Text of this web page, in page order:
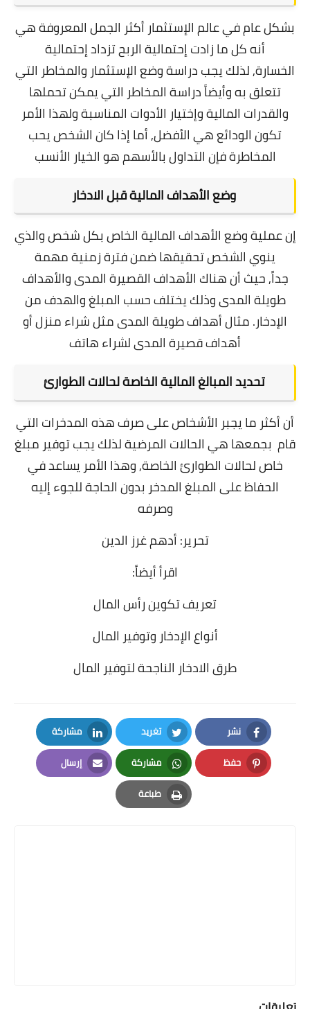
بشكل عام في عالم الإستثمار أكثر الجمل المعروفة هي
أنه كل ما زادت إحتمالية الربح تزداد إحتمالية
الخسارة,لذلك يجب دراسة وضع الإستثمار والمخاطر التي
تتعلق به وأيضاً دراسة المخاطر التي يمكن تحملها
والقدرات المالية وإختيار الأدوات المناسبة ولهذا الأمر
تكون الودائع هي الأفضل,أما إذا كان الشخص يحب
المخاطرة فإن التداول بالأسهم هو الخيار الأنسب
وضع الأهداف المالية قبل الادخار
إن عملية وضع الأهداف المالية الخاص بكل شخص والذي
ينوي الشخص تحقيقها ضمن فترة زمنية مهمة
جداً,حيث أن هناك الأهداف القصيرة المدى والأهداف
طويلة المدى وذلك يختلف حسب المبلغ والهدف من
الإدخار.مثال أهداف طويلة المدى مثل شراء منزل أو
أهداف قصيرة المدى لشراء هاتف
تحديد المبالغ المالية الخاصة لحالات الطوارئ
أن أكثر ما يجبر الأشخاص على صرف هذه المدخرات التي
قام بجمعها هي الحالات المرضية لذلك يجب توفير مبلغ
خاص لحالات الطوارئ الخاصة, وهذا الأمر يساعد في
الحفاظ على المبلغ المدخر بدون الحاجة للجوء إليه
وصرفه
تحرير: أدهم غرز الدين
اقرأ أيضاً:
تعريف تكوين رأس المال
أنواع الإدخار وتوفير المال
طرق الادخار الناجحة لتوفير المال
نشر
Facebook
تغريد
Twitter
مشاركة
LinkedIn
حفظ
Pinterest
مشاركة
Whatsapp
إرسال
Email
طباعة
Print